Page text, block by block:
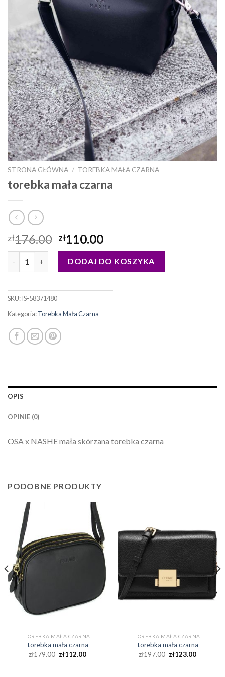
STRONA GŁÓWNA / TOREBKA MAŁA CZARNA
torebka mała czarna
zł176.00 zł110.00
ilość torebka mała czarnaDODAJ DO KOSZYKA
SKU:IS-58371480
Kategoria:Torebka Mała Czarna
OPIS
OPINIE (0)
OSA x NASHE mała skórzana torebka czarna
PODOBNE PRODUKTY
TOREBKA MAŁA CZARNA
torebka mała czarna
zł179.00 zł112.00
TOREBKA MAŁA CZARNA
torebka mała czarna
zł197.00 zł123.00